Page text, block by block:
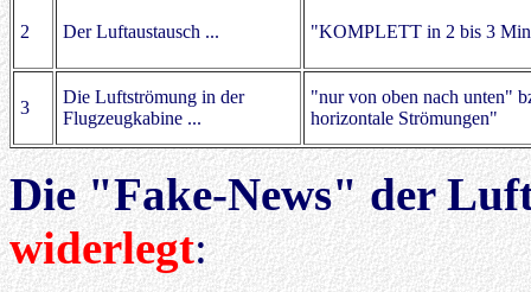
2 Der Luftaustausch ... "KOMPLETT in 2 bis 3
3
Die Luftströmung in der
Flugzeugkabine ...
"nur von oben nach unten"
horizontale Strömungen"
Die "Fake-News" der
widerlegt: